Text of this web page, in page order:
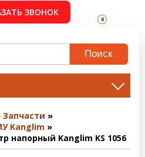
ЗВОНОК
0
Поиск
Запчасти
Kanglim
напорный Kanglim KS 1056